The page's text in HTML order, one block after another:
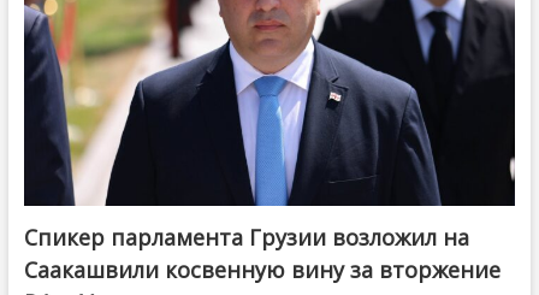
Спикер парламента Грузии возложил на
Саакашвили косвенную вину за вторжение